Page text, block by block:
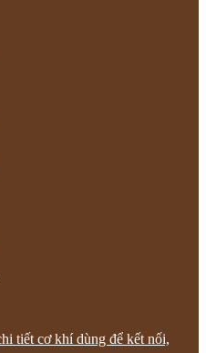
tiết cơ khí dùng để kết nối,